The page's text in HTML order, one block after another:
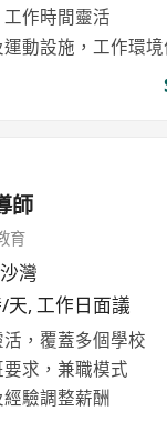
作時間靈活
動設施，工作環境
師
育
灣
天, 工作日面議
，覆蓋多個學校
求，兼職模式
驗調整薪酬